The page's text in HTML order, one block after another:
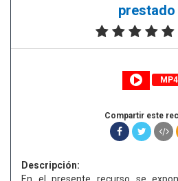
prestado
MP4
Compartir este
Descripción: